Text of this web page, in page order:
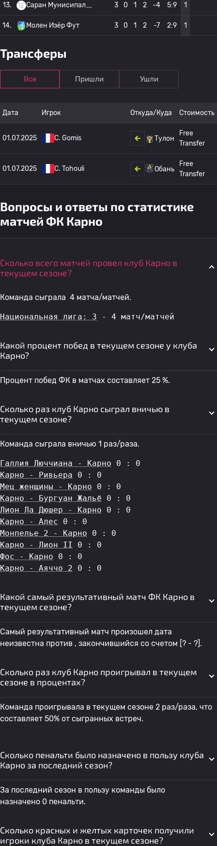
13. Саран Мунисипал 3 0 1 2 -4 5:9 1
14. Молен Изёр Фут 3 0 1 2 -7 2:9 1
Трансферы
Все Пришли Ушли
Дата Игрок Откуда/Куда Стоимость
01.07.2025 C. Gomis Тулон
Free
Transfer
01.07.2025 C. Tohouli Обань
Free
Transfer
Вопросы и ответы по статистике
матчей ФК Карно
Сколько всего матчей провел клуб Карно в
текущем сезоне?
Команда сыграла 4 матча/матчей.
Национальная лига: 3 - 4 матч/матчей
Какой процент побед в текущем сезоне у клуба
Карно?
Процент побед ФК в матчах составляет 25 %.
Сколько раз клуб Карно сыграл вничью в
текущем сезоне?
Команда сыграла вничью 1 раз/раза.
Галлия Люччиана - Карно 0 : 0
Карно - Ривьера 0 : 0
Мец женщины - Карно 0 : 0
Карно - Бургуан Жальё 0 : 0
Лион Ла Дюшер - Карно 0 : 0
Карно - Алес 0 : 0
Монпелье 2 - Карно 0 : 0
Карно - Лион II
0 : 0
Фос - Карно 0 : 0
Карно - Аяччо 2 0 : 0
Какой самый результативный матч ФК Карно в
текущем сезоне?
Самый результативный матч произошел дата
неизвестна против , закончившийся со счетом [? - ?].
Сколько раз клуб Карно проигрывал в текущем
сезоне в процентах?
Команда проигрывала в текущем сезоне 2 раз/раза, что
составляет 50% от сыгранных встреч.
Сколько пенальти было назначено в пользу клуба
Карно за последний сезон?
За последний сезон в пользу команды было
назначено 0 пенальти.
Сколько красных и желтых карточек получили
игроки клуба Карно в текущем сезоне?